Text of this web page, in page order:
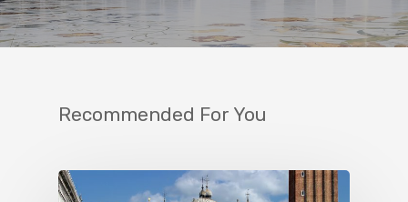
Recommended For You